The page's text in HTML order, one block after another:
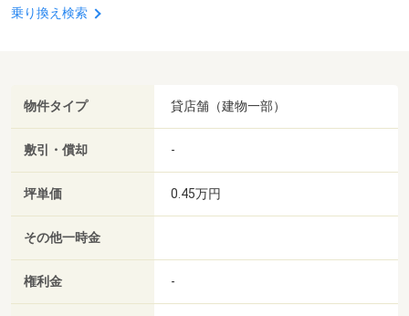
乗り換え検索
物件タイプ 貸店舗（建物一部）
敷引・償却 -
坪単価 0.45万円
その他一時金
権利金 -